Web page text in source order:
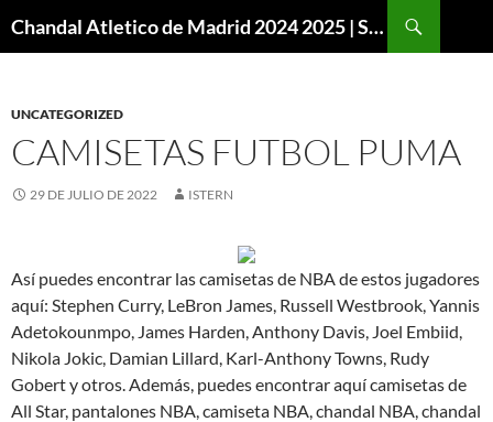
Chandal Atletico de Madrid 2024 2025 | SuperVigo
UNCATEGORIZED
CAMISETAS FUTBOL PUMA
29 DE JULIO DE 2022 ISTERN
Así puedes encontrar las camisetas de NBA de estos jugadores
aquí: Stephen Curry, LeBron James, Russell Westbrook, Yannis
Adetokounmpo, James Harden, Anthony Davis, Joel Embiid,
Nikola Jokic, Damian Lillard, Karl-Anthony Towns, Rudy
Gobert y otros. Además, puedes encontrar aquí camisetas de
All Star, pantalones NBA, camiseta NBA, chandal NBA, chandal